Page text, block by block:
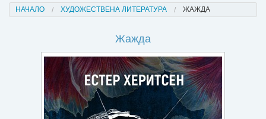
Електронни книги
Е-списания
НАЧАЛО ХУДОЖЕСТВЕНА ЛИТЕРАТУРА ЖАЖДА
Жажда